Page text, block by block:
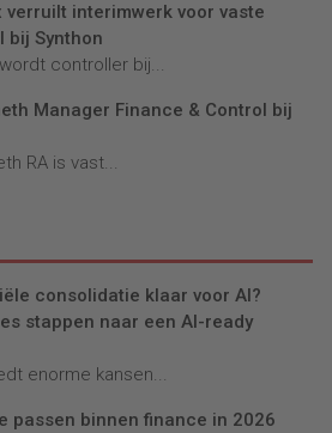
verruilt interimwerk voor vaste
bij Synthon
controller bij...
Manager Finance & Control bij
RA is vast...
consolidatie klaar voor AI?
stappen naar een AI-ready
enorme kansen...
passen binnen finance in 2026